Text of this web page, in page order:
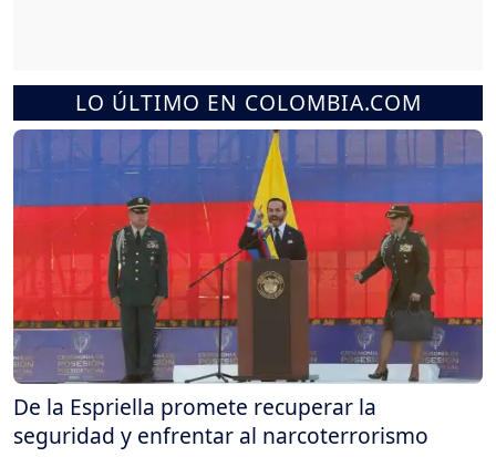
LO ÚLTIMO EN COLOMBIA.COM
De la Espriella promete recuperar la
seguridad y enfrentar al narcoterrorismo